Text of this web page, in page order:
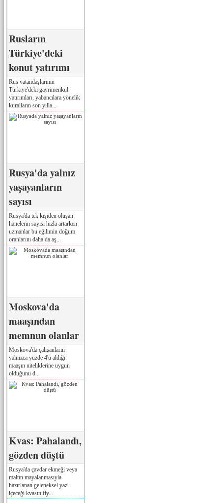
Rusların
Türkiye'deki
konut yatırımı
Rus vatandaşlarının
Türkiye'deki gayrimenkul
yatırımları, yabancılara yönelik
kuralların son yılla...
Rusya'da yalnız
yaşayanların
sayısı
Rusya'da tek kişiden oluşan
hanelerin sayısı hızla artarken
uzmanlar bu eğilimin doğum
oranlarını daha da aş...
Moskova'da
maaşından
memnun olanlar
Moskova'da çalışanların
yalnızca yüzde 4'ü aldığı
maaşın niteliklerine uygun
olduğunu d...
Kvas: Pahalandı,
gözden düştü
Rusya'da çavdar ekmeği veya
maltın mayalanmasıyla
hazırlanan geleneksel yaz
içeceği kvasın fiy...